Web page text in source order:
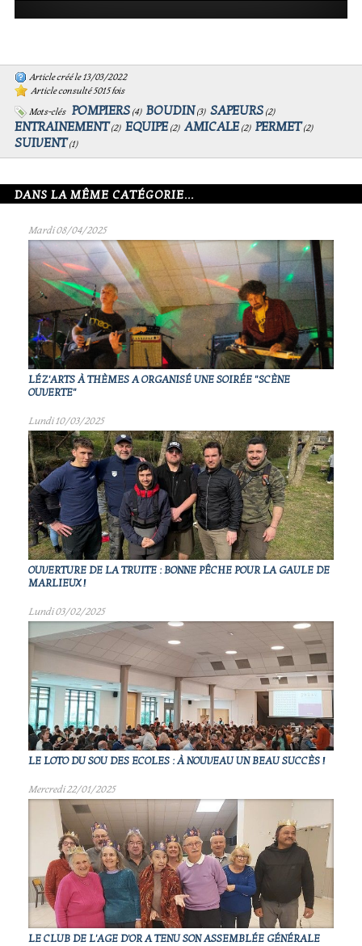
Article créé le 13/03/2022
Article consulté 5015 fois
Mots-clés
POMPIERS (4) BOUDIN (3) SAPEURS (2)
ENTRAINEMENT(2) EQUIPE (2) AMICALE (2) PERMET(2)
SUIVENT(1)
DANS LA MÊME CATÉGORIE...
Mardi 08/04/2025
LÉZ'ARTS À THÈMES A ORGANISÉ UNE SOIRÉE "SCÈNE
OUVERTE"
Lundi 10/03/2025
OUVERTURE DE LA TRUITE : BONNE PÊCHE POUR LA GAULE DE
MARLIEUX !
Lundi 03/02/2025
LE LOTO DU SOU DES ECOLES : À NOUVEAU UN BEAU SUCCÈS !
Mercredi 22/01/2025
LE CLUB DE L'AGE D'OR A TENU SON ASSEMBLÉE GÉNÉRALE